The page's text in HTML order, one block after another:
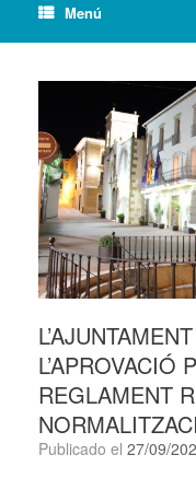
Menú
L’APROVACIÓ
REGLAMENT
Publicado el 27/09/